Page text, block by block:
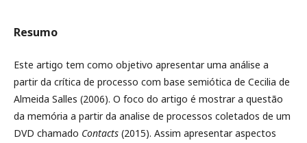
Resumo
Este artigo tem como objetivo apresentar uma análise a
partir da crítica de processo com base semiótica de Cecilia de
Almeida Salles (2006). O foco do artigo é mostrar a questão
da memória a partir da analise de processos coletados de um
DVD chamado Contacts (2015). Assim apresentar aspectos